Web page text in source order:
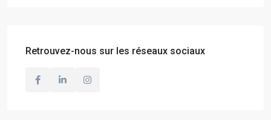
Retrouvez-nous sur les réseaux sociaux